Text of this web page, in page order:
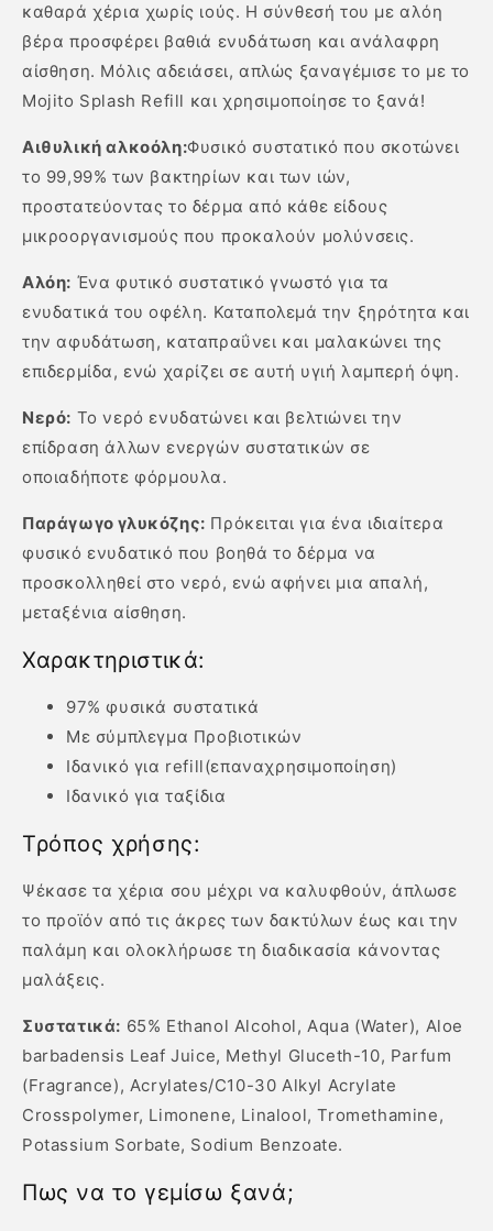
καθαρά χέρια χωρίς ιούς. Η σύνθεσή του με αλόη
βέρα προσφέρει βαθιά ενυδάτωση και ανάλαφρη
αίσθηση. Μόλις αδειάσει, απλώς ξαναγέμισε το με το
Mojito Splash Refill και χρησιμοποίησε το ξανά!
Αιθυλική αλκοόλη:Φυσικό συστατικό που σκοτώνει
το 99,99% των βακτηρίων και των ιών,
προστατεύοντας το δέρμα από κάθε είδους
μικροοργανισμούς που προκαλούν μολύνσεις.
Αλόη: Ένα φυτικό συστατικό γνωστό για τα
ενυδατικά του οφέλη. Καταπολεμά την ξηρότητα και
την αφυδάτωση, καταπραΰνει και μαλακώνει της
επιδερμίδα, ενώ χαρίζει σε αυτή υγιή λαμπερή όψη.
Νερό: Το νερό ενυδατώνει και βελτιώνει την
επίδραση άλλων ενεργών συστατικών σε
οποιαδήποτε φόρμουλα.
Παράγωγο γλυκόζης: Πρόκειται για ένα ιδιαίτερα
φυσικό ενυδατικό που βοηθά το δέρμα να
προσκολληθεί στο νερό, ενώ αφήνει μια απαλή,
μεταξένια αίσθηση.
Χαρακτηριστικά:
97% φυσικά συστατικά
Με σύμπλεγμα Προβιοτικών
Ιδανικό για refill(επαναχρησιμοποίηση)
Ιδανικό για ταξίδια
Τρόπος χρήσης:
Ψέκασε τα χέρια σου μέχρι να καλυφθούν, άπλωσε
το προϊόν από τις άκρες των δακτύλων έως και την
παλάμη και ολοκλήρωσε τη διαδικασία κάνοντας
μαλάξεις.
Συστατικά: 65% Ethanol Alcohol, Aqua (Water), Aloe
barbadensis Leaf Juice, Methyl Gluceth-10, Parfum
(Fragrance), Acrylates/C10-30 Alkyl Acrylate
Crosspolymer, Limonene, Linalool, Tromethamine,
Potassium Sorbate, Sodium Benzoate.
Πως να το γεμίσω ξανά;